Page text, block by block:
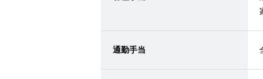
通勤手当